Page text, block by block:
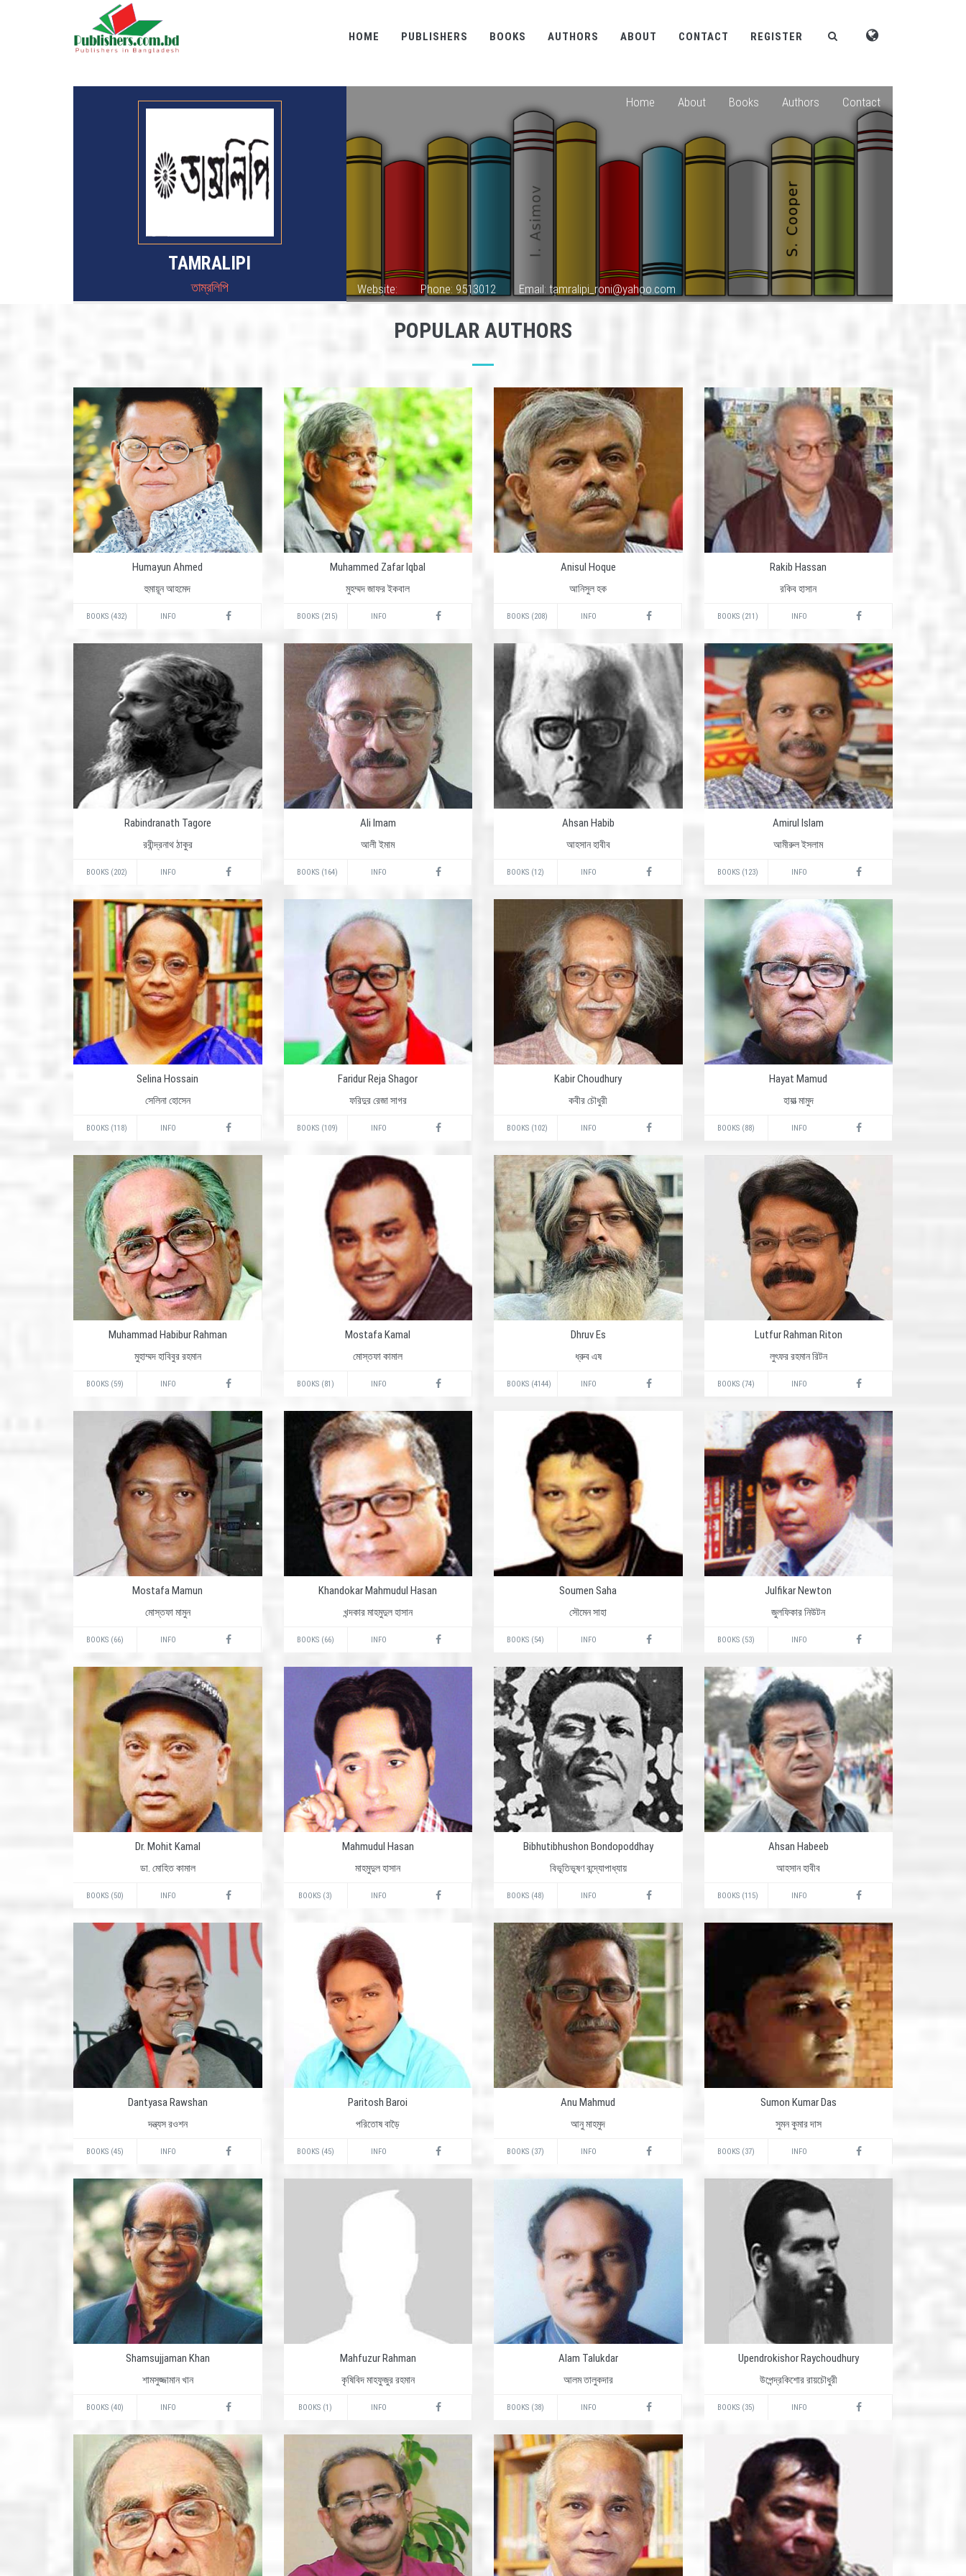
HOME PUBLISHERS BOOKS AUTHORS ABOUT CONTACT REGISTER
TAMRALIPI
তাম্রলিপি
Home About Books Authors Contact
Website: Phone: 9513012 Email: tamralipi_roni@yahoo.com
POPULAR AUTHORS
Humayun Ahmed
হুমায়ূন আহমেদ
BOOKS (432) INFO
Muhammed Zafar Iqbal
মুহম্মদ জাফর ইকবাল
BOOKS (215) INFO
Anisul Hoque
আনিসুল হক
BOOKS (208) INFO
Rakib Hassan
রকিব হাসান
BOOKS (211) INFO
Rabindranath Tagore
রবীন্দ্রনাথ ঠাকুর
BOOKS (202) INFO
Ali Imam
আলী ইমাম
BOOKS (164) INFO
Ahsan Habib
আহসান হাবীব
BOOKS (12) INFO
Amirul Islam
আমীরুল ইসলাম
BOOKS (123) INFO
Selina Hossain
সেলিনা হোসেন
BOOKS (118) INFO
Faridur Reja Shagor
ফরিদুর রেজা সাগর
BOOKS (109) INFO
Kabir Choudhury
কবীর চৌধুরী
BOOKS (102) INFO
Hayat Mamud
হায়াত্‍ মামুদ
BOOKS (88) INFO
Muhammad Habibur Rahman
মুহাম্মদ হাবিবুর রহমান
BOOKS (59) INFO
Mostafa Kamal
মোস্তফা কামাল
BOOKS (81) INFO
Dhruv Es
ধ্রুব এষ
BOOKS (4144) INFO
Lutfur Rahman Riton
লুৎফর রহমান রিটন
BOOKS (74) INFO
Mostafa Mamun
মোস্তফা মামুন
BOOKS (66) INFO
Khandokar Mahmudul Hasan
খন্দকার মাহমুদুল হাসান
BOOKS (66) INFO
Soumen Saha
সৌমেন সাহা
BOOKS (54) INFO
Julfikar Newton
জুলফিকার নিউটন
BOOKS (53) INFO
Dr. Mohit Kamal
ডা. মোহিত কামাল
BOOKS (50) INFO
Mahmudul Hasan
মাহমুদুল হাসান
BOOKS (3) INFO
Bibhutibhushon Bondopoddhay
বিভূতিভূষণ বন্দ্যোপাধ্যায়
BOOKS (48) INFO
Ahsan Habeeb
আহসান হাবীব
BOOKS (115) INFO
Dantyasa Rawshan
দন্ত্যস রওশন
BOOKS (45) INFO
Paritosh Baroi
পরিতোষ বাড়ৈ
BOOKS (45) INFO
Anu Mahmud
আনু মাহমুদ
BOOKS (37) INFO
Sumon Kumar Das
সুমন কুমার দাস
BOOKS (37) INFO
Shamsujjaman Khan
শামসুজ্জামান খান
BOOKS (40) INFO
Mahfuzur Rahman
কৃষিবিদ মাহফুজুর রহমান
BOOKS (1) INFO
Alam Talukdar
আলম তালুকদার
BOOKS (38) INFO
Upendrokishor Raychoudhury
উপেন্দ্রকিশোর রায়চৌধুরী
BOOKS (35) INFO